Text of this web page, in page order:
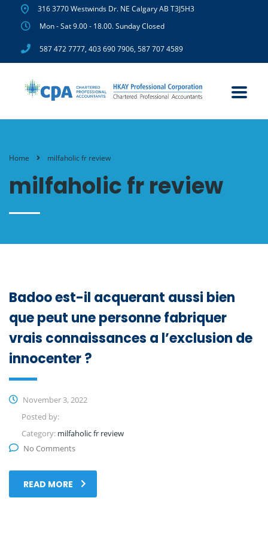
316 3770 Westwinds Dr. NE Calgary AB T3J5H3
Mon - Sat 9.00 - 18.00. Sunday Closed
587 472 7777, 403 690 7906, 587 707 4589
Home milfaholic fr review
milfaholic fr review
Badoo est-il acquerant aussi bien
que peut une personne fabriquer
vrais connaissances a l’exclusion de
innocenter ?
November 3, 2022
Posted by:
Category: milfaholic fr review
No Comments
READ MORE